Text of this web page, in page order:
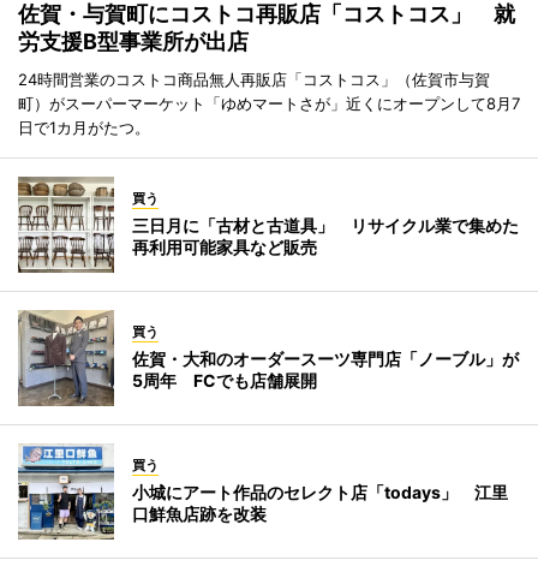
佐賀・与賀町にコストコ再販店「コストコス」 就
労支援B型事業所が出店
24時間営業のコストコ商品無人再販店「コストコス」（佐賀市与賀
町）がスーパーマーケット「ゆめマートさが」近くにオープンして8月7
日で1カ月がたつ。
買う
三日月に「古材と古道具」 リサイクル業で集めた
再利用可能家具など販売
買う
佐賀・大和のオーダースーツ専門店「ノーブル」が
5周年 FCでも店舗展開
買う
小城にアート作品のセレクト店「todays」 江里
口鮮魚店跡を改装